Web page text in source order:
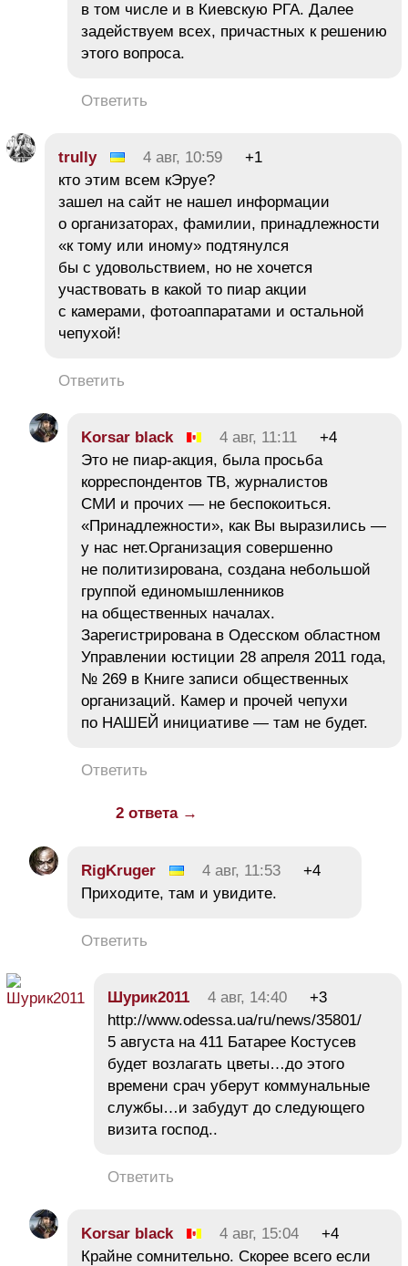
в том числе и в Киевскую РГА. Далее
задействуем всех, причастных к решению
этого вопроса.
Ответить
trully 4 авг, 10:59
+1
кто этим всем кЭруе?
зашел на сайт не нашел информации
о организаторах, фамилии, принадлежности
«к тому или иному» подтянулся
бы с удовольствием, но не хочется
участвовать в какой то пиар акции
с камерами, фотоаппаратами и остальной
чепухой!
Ответить
Korsar black 4 авг, 11:11
+4
Это не пиар-акция, была просьба
корреспондентов ТВ, журналистов
СМИ и прочих — не беспокоиться.
«Принадлежности», как Вы выразились —
у нас нет.Организация совершенно
не политизирована, создана небольшой
группой единомышленников
на общественных началах.
Зарегистрирована в Одесском областном
Управлении юстиции 28 апреля 2011 года,
№ 269 в Книге записи общественных
организаций. Камер и прочей чепухи
по НАШЕЙ инициативе — там не будет.
Ответить
2 ответа →
RigKruger 4 авг, 11:53
+4
Приходите, там и увидите.
Ответить
Шурик2011 4 авг, 14:40
+3
http://www.odessa.ua/ru/news/35801/
5 августа на 411 Батарее Костусев
будет возлагать цветы…до этого
времени срач уберут коммунальные
службы…и забудут до следующего
визита господ..
Ответить
Korsar black 4 авг, 15:04
+4
Крайне сомнительно. Скорее всего если